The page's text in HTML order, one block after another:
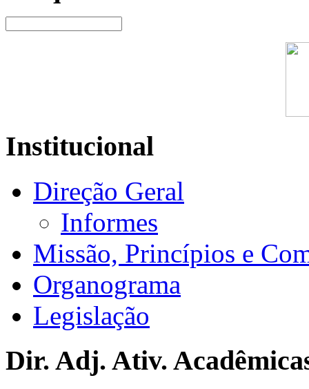
Institucional
Direção Geral
Informes
Missão, Princípios e
Organograma
Legislação
Dir. Adj. Ativ.